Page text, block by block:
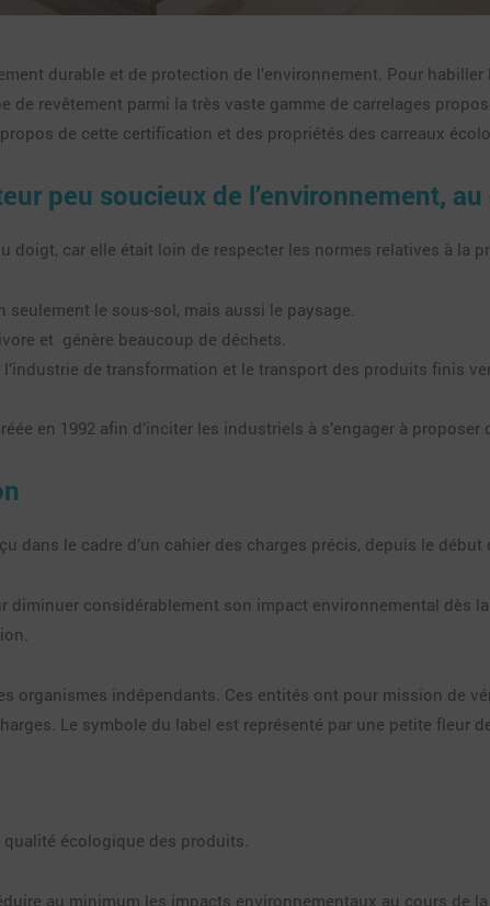
durable et de protection de l’environnement. Pour
de revêtement parmi la très vaste gamme de carrelages
de cette certification et des propriétés des carreaux
peu soucieux de l’environnement,
doigt, car elle était loin de respecter les normes relatives à la
le sous-sol, mais aussi le paysage.
et génère beaucoup de déchets.
de transformation et le transport des produits finis
en 1992 afin d’inciter les industriels à s’engager à
le cadre d’un cahier des charges précis, depuis le
considérablement son impact environnemental dès
organismes indépendants. Ces entités ont pour mission de
Le symbole du label est représenté par une petite fleur
écologique des produits.
au minimum les impacts environnementaux au cours de la